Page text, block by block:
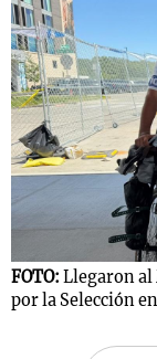
FOTO: Llegaron al
por la Selección